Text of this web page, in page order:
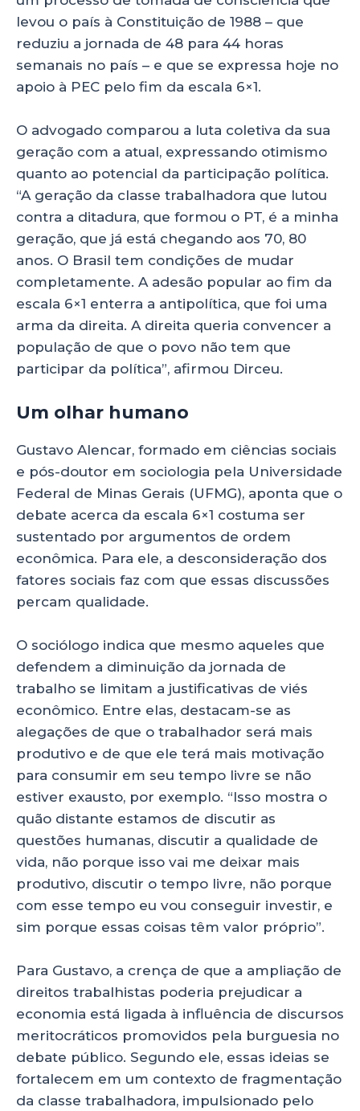
levou o país à Constituição de 1988 – que
reduziu a jornada de 48 para 44 horas
semanais no país – e que se expressa hoje no
apoio à PEC pelo fim da escala 6×1.
O advogado comparou a luta coletiva da sua
geração com a atual, expressando otimismo
quanto ao potencial da participação política.
“A geração da classe trabalhadora que lutou
contra a ditadura, que formou o PT, é a minha
geração, que já está chegando aos 70, 80
anos. O Brasil tem condições de mudar
completamente. A adesão popular ao fim da
escala 6×1 enterra a antipolítica, que foi uma
arma da direita. A direita queria convencer a
população de que o povo não tem que
participar da política”, afirmou Dirceu.
Um olhar humano
Gustavo Alencar, formado em ciências sociais
e pós-doutor em sociologia pela Universidade
Federal de Minas Gerais (UFMG), aponta que o
debate acerca da escala 6×1 costuma ser
sustentado por argumentos de ordem
econômica. Para ele, a desconsideração dos
fatores sociais faz com que essas discussões
percam qualidade.
O sociólogo indica que mesmo aqueles que
defendem a diminuição da jornada de
trabalho se limitam a justificativas de viés
econômico. Entre elas, destacam-se as
alegações de que o trabalhador será mais
produtivo e de que ele terá mais motivação
para consumir em seu tempo livre se não
estiver exausto, por exemplo. “Isso mostra o
quão distante estamos de discutir as
questões humanas, discutir a qualidade de
vida, não porque isso vai me deixar mais
produtivo, discutir o tempo livre, não porque
com esse tempo eu vou conseguir investir, e
sim porque essas coisas têm valor próprio”.
Para Gustavo, a crença de que a ampliação de
direitos trabalhistas poderia prejudicar a
economia está ligada à influência de discursos
meritocráticos promovidos pela burguesia no
debate público. Segundo ele, essas ideias se
fortalecem em um contexto de fragmentação
da classe trabalhadora, impulsionado pelo